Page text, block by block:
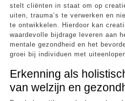
stelt cliënten in staat om op
uiten, trauma’s te verwerken en
te ontwikkelen. Hierdoor kan
waardevolle bijdrage leveren aan
mentale gezondheid en het
groei bij individuen met
Erkenning als
van welzijn en